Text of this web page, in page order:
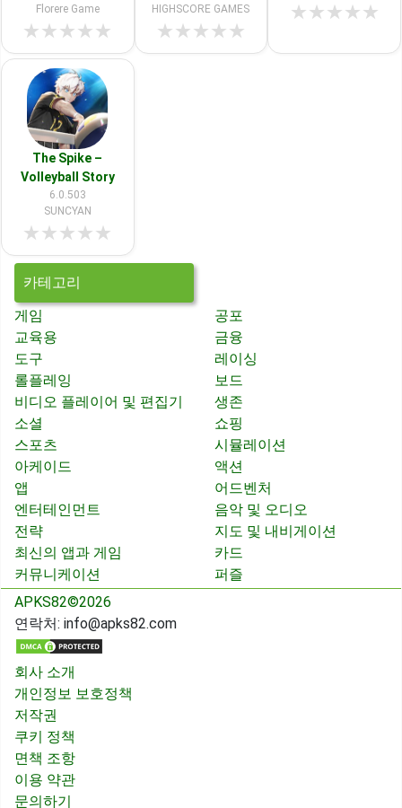
Florere Game
★★★★★
HIGHSCORE GAMES
★★★★★
★★★★★
The Spike –
Volleyball Story
6.0.503
SUNCYAN
★★★★★
카테고리
게임
공포
교육용
금융
도구
레이싱
롤플레잉
보드
비디오 플레이어 및 편집기
생존
소셜
쇼핑
스포츠
시뮬레이션
아케이드
액션
앱
어드벤처
엔터테인먼트
음악 및 오디오
전략
지도 및 내비게이션
최신의 앱과 게임
카드
커뮤니케이션
퍼즐
APKS82©2026
연락처: info@apks82.com
회사 소개
개인정보 보호정책
저작권
쿠키 정책
면책 조항
이용 약관
문의하기